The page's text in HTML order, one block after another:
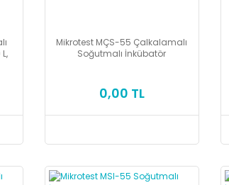
Mikrotest MÇS-55 Çalkalamalı
Soğutmalı İnkübatör
0,00 TL